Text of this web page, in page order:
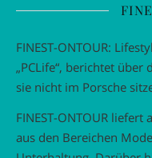
FINEST-ONTOUR:
„PCLife“, berichtet über
sie nicht im Porsche
FINEST-ONTOUR
aus den Bereichen